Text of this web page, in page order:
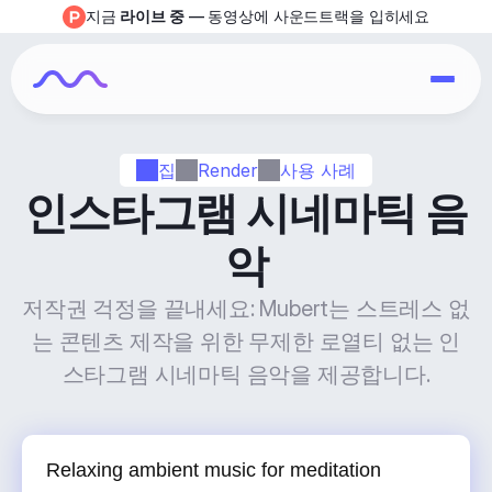
집 Render 사용 사례
인스타그램 시네마틱 음
악
저작권 걱정을 끝내세요: Mubert는 스트레스 없
는 콘텐츠 제작을 위한 무제한 로열티 없는 인
스타그램 시네마틱 음악을 제공합니다.
지금 라이브 중 — 동영상에 사운드트랙을 입히세요